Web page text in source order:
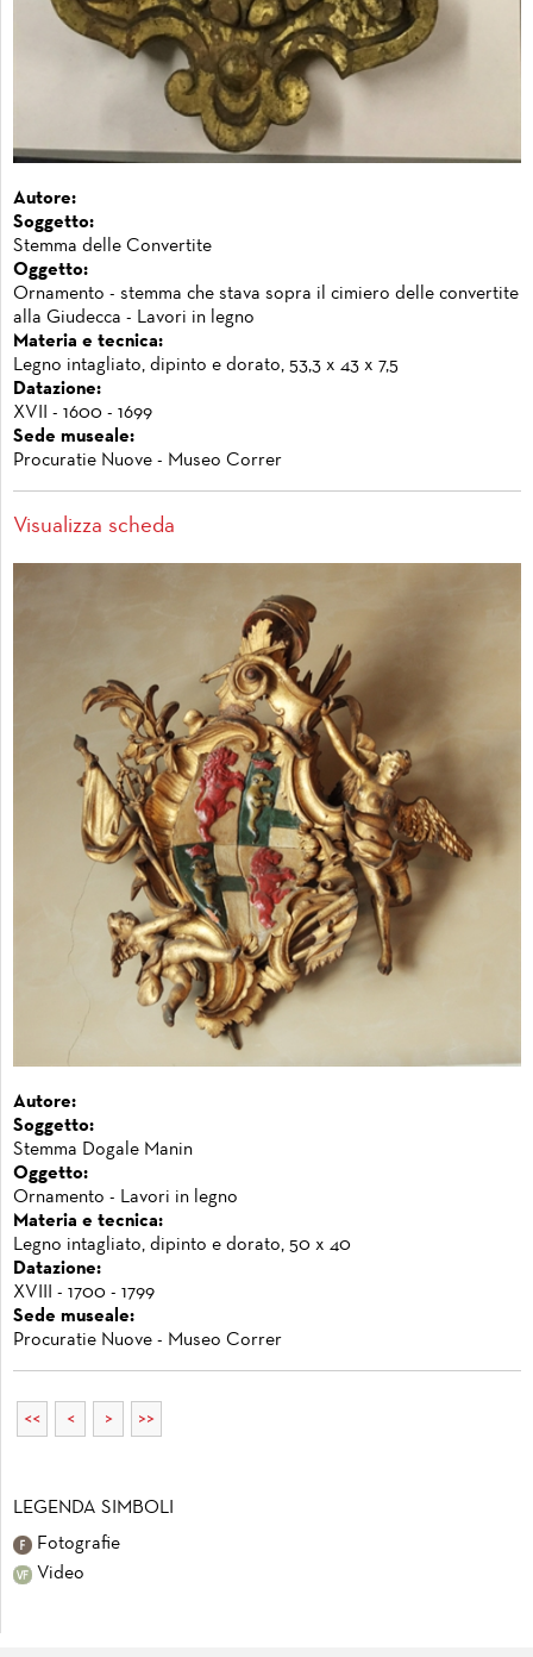
Autore:
Soggetto:
Stemma delle Convertite
Oggetto:
Ornamento - stemma che stava sopra il cimiero delle convertite
alla Giudecca - Lavori in legno
Materia e tecnica:
Legno intagliato, dipinto e dorato, 53,3 x 43 x 7,5
Datazione:
XVII - 1600 - 1699
Sede museale:
Procuratie Nuove - Museo Correr
Visualizza scheda
Autore:
Soggetto:
Stemma Dogale Manin
Oggetto:
Ornamento - Lavori in legno
Materia e tecnica:
Legno intagliato, dipinto e dorato, 50 x 40
Datazione:
XVIII - 1700 - 1799
Sede museale:
Procuratie Nuove - Museo Correr
<< < > >>
LEGENDA SIMBOLI
Fotografie
Video